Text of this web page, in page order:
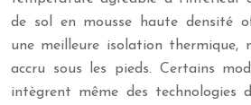
de sol en mousse haute densité
une meilleure isolation thermique,
accru sous les pieds. Certains
intègrent même des technologies